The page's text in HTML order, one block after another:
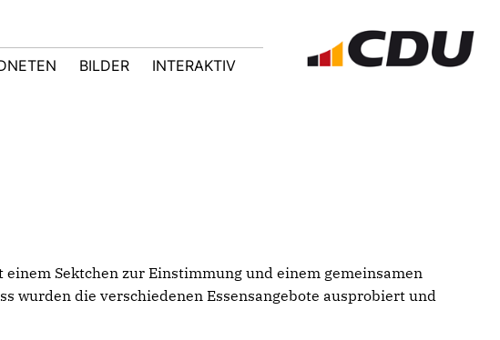
BILDER INTERAKTIV
Sektchen zur Einstimmung und einem gemeinsamen
wurden die verschiedenen Essensangebote ausprobiert und